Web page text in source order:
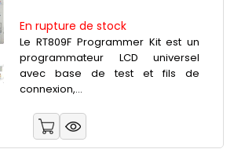
En rupture de stock
Le RT809F Programmer Kit est un
programmateur LCD universel
avec base de test et fils de
connexion,...